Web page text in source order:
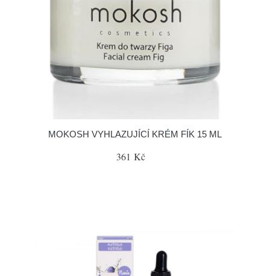
MOKOSH VYHLAZUJÍCÍ KRÉM FÍK 15 ML
361 Kč